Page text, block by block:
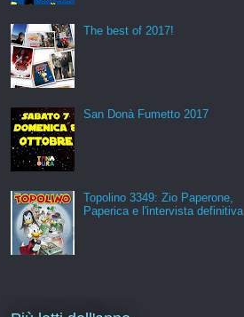
The best of 2017!
San Donà Fumetto 2017
Topolino 3349: Zio Paperone,
Paperica e l'intervista definitiva